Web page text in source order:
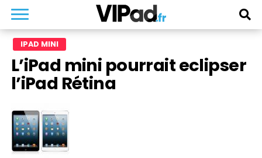
IPAD MINI
L’iPad mini pourrait eclipser
l’iPad Rétina